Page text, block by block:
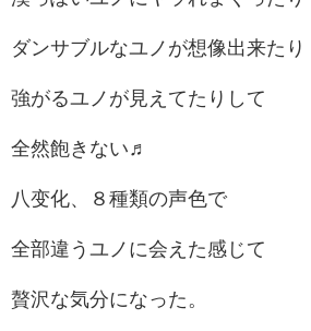
ダンサブルなユノが想像出来たり
強がるユノが見えてたりして
全然飽きない♬
八变化、８種類の声色で
全部違うユノに会えた感じて
贅沢な気分になった。